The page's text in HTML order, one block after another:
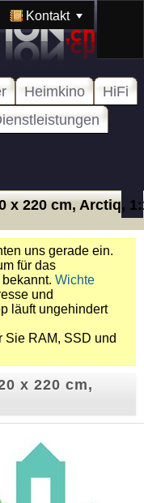
Kontakt
Heimkino
HiFi
x 220 cm, Arctiq,
uns gerade ein.
für das
Wichte
und
läuft ungehindert
Sie RAM, SSD und
x 220 cm,